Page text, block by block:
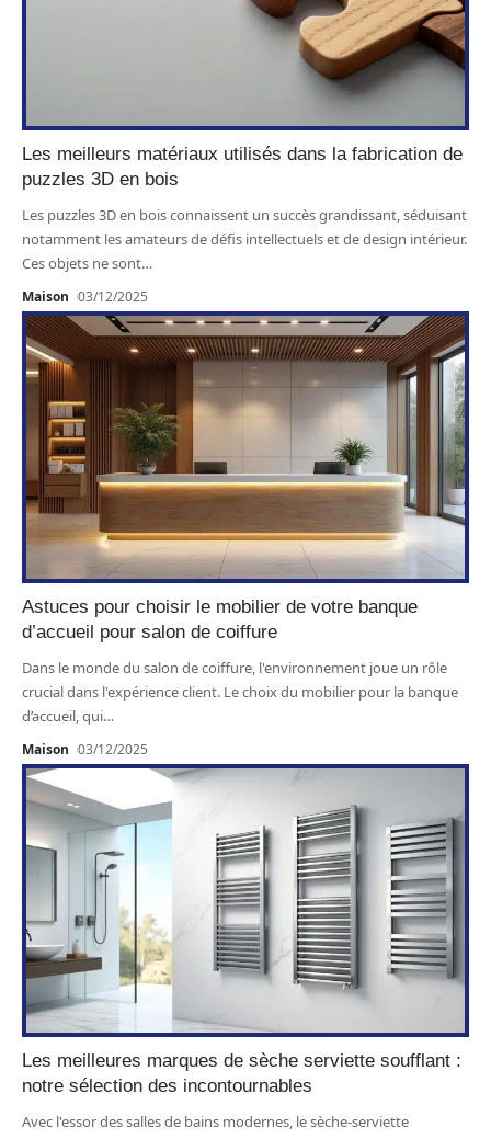
Les meilleurs matériaux utilisés dans la fabrication de
puzzles 3D en bois
Les puzzles 3D en bois connaissent un succès grandissant, séduisant
notamment les amateurs de défis intellectuels et de design intérieur.
Ces objets ne sont…
Maison 03/12/2025
Astuces pour choisir le mobilier de votre banque
d’accueil pour salon de coiffure
Dans le monde du salon de coiffure, l'environnement joue un rôle
crucial dans l'expérience client. Le choix du mobilier pour la banque
d’accueil, qui…
Maison 03/12/2025
Les meilleures marques de sèche serviette soufflant :
notre sélection des incontournables
Avec l'essor des salles de bains modernes, le sèche-serviette